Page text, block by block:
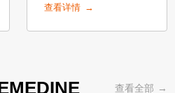
线路板的功能。
查看详情
查看全部